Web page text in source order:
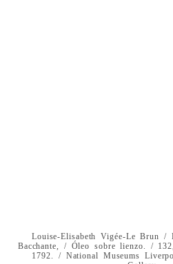
Louise-Elisabeth Vigée-Le Brun /
Bacchante, / Óleo sobre lienzo. /
1792. / National Museums